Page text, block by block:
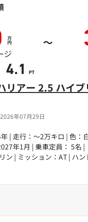
年07月29日
リアー 2.5 ハイ
| 走行：～2万キロ | 色：
年1月 | 乗車定員： 5名 |
ン | ミッション：AT | ハン
万
円 ～
ジ
4.1 PT